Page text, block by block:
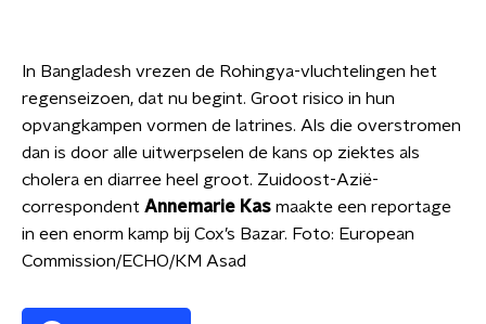
In Bangladesh vrezen de Rohingya-vluchtelingen het
regenseizoen, dat nu begint. Groot risico in hun
opvangkampen vormen de latrines. Als die overstromen
dan is door alle uitwerpselen de kans op ziektes als
cholera en diarree heel groot. Zuidoost-Azië-
correspondent Annemarie Kas maakte een reportage
in een enorm kamp bij Cox’s Bazar. Foto: European
Commission/ECHO/KM Asad